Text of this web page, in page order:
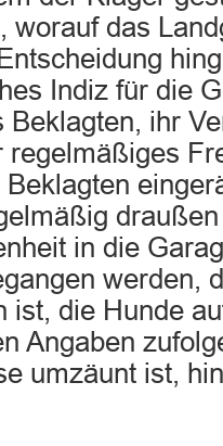
worauf das
Indiz für die
Beklagten, ihr
regelmäßiges
in die
werden,
ist, die Hunde
Angaben
umzäunt ist,